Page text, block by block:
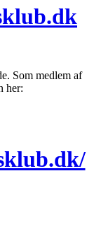
Som medlem af
her: